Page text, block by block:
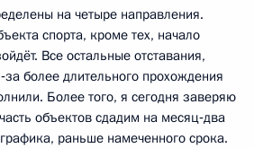
на четыре направления.
спорта, кроме тех, начало
Все остальные отставания,
более длительного прохождения
Более того, я сегодня заверяю
объектов сдадим на месяц‑два
раньше намеченного срока.